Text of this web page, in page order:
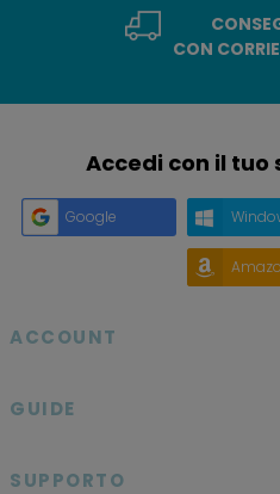
CON
Accedi con il
Google
ACCOUNT
GUIDE
SUPPORTO